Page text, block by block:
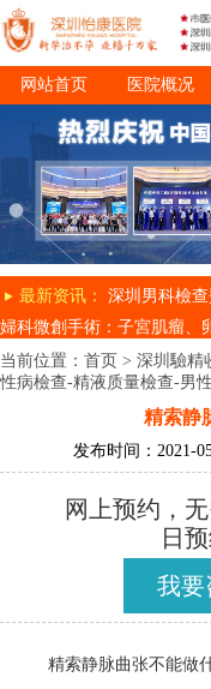
网站首页 医院概况
诊疗项目 就医指南
最新资讯： 深圳男科檢
婦科微創手術：子宮肌瘤、
当前位置： 首页 > 深圳驗精
性病檢查-精液质量檢查-男
精索静
发布时间：2021-
网上预约，
日
我要
精索静脉曲张不能做